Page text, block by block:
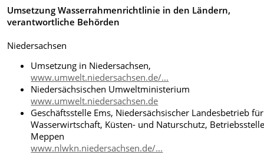
Umsetzung Wasserrahmenrichtlinie in den Ländern,
verantwortliche Behörden
Niedersachsen
Umsetzung in Niedersachsen,
www.umwelt.niedersachsen.de/...
Niedersächsischen Umweltministerium
www.umwelt.niedersachsen.de
Geschäftsstelle Ems, Niedersächsischer Landesbetrieb für
Wasserwirtschaft, Küsten- und Naturschutz,
Meppen
www.nlwkn.niedersachsen.de/...